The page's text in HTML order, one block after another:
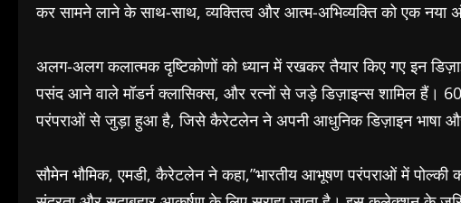
कर सामने लाने के साथ-साथ, व्यक्तित्व और आत्म-अभिव्यक्ति को एक नया
अलग-अलग कलात्मक दृष्टिकोणों को ध्यान में रखकर तैयार किए गए इन
पसंद आने वाले मॉडर्न क्लासिक्स, और रत्नों से जड़े डिज़ाइन्स शामिल हैं।
परंपराओं से जुड़ा हुआ है, जिसे कैरेटलेन ने अपनी आधुनिक डिज़ाइन भाषा
सौमेन भौमिक, एमडी, कैरेटलेन ने कहा,”भारतीय आभूषण परंपराओं में